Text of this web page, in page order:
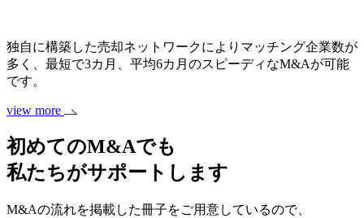
独自に構築した売却ネットワークによりマッチング企業数が
多く、最短で3カ月、平均6カ月のスピーディなM&Aが可能
です。
view more
初めてのM&Aでも
私たちがサポートします
M&Aの流れを掲載した冊子をご用意しているので、